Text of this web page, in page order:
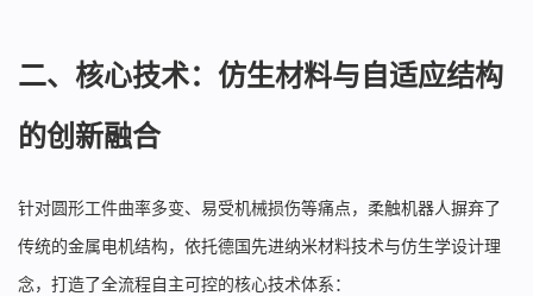
二、核心技术：仿生材料与自适应结构
的创新融合
针对圆形工件曲率多变、易受机械损伤等痛点，柔触机器人摒弃了
传统的金属电机结构，依托德国先进纳米材料技术与仿生学设计理
念，打造了全流程自主可控的核心技术体系：